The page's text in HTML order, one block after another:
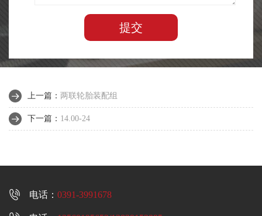
提交
上一篇： 两联轮胎装配组
下一篇： 14.00-24
 电话： 0391-3991678